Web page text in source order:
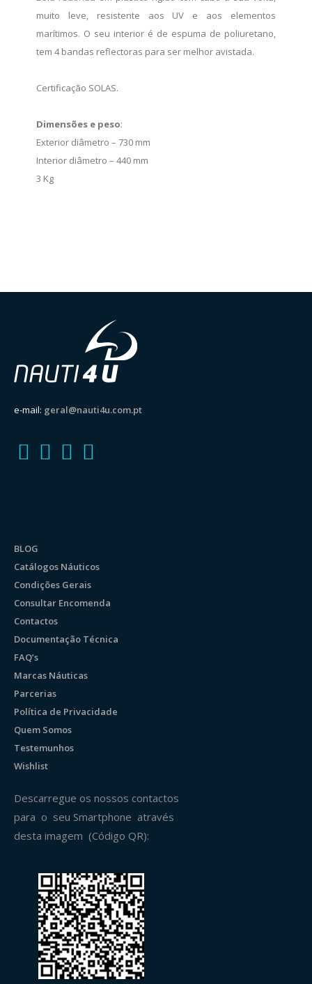
muito leve, resistente aos UV e aos elementos
marítimos. O seu interior é de espuma de poliuretano,
tem 4 bandas reflectoras para ser melhor avistada.
Certificação SOLAS.
Dimensões e peso:
Exterior diâmetro – 730 mm
Interior diâmetro – 440 mm
3 Kg
e-mail: geral@nauti4u.com.pt
BLOG
Catálogos Náuticos
Condições Gerais
Consultar Encomenda
Contactos
Documentação Técnica
FAQ’s
Marcas Náuticas
Parcerias
Política de Privacidade
Quem Somos
Testemunhos
Wishlist
Descarregue os nossos contactos
para o seu Smartphone através
desta imagem (Código QR):